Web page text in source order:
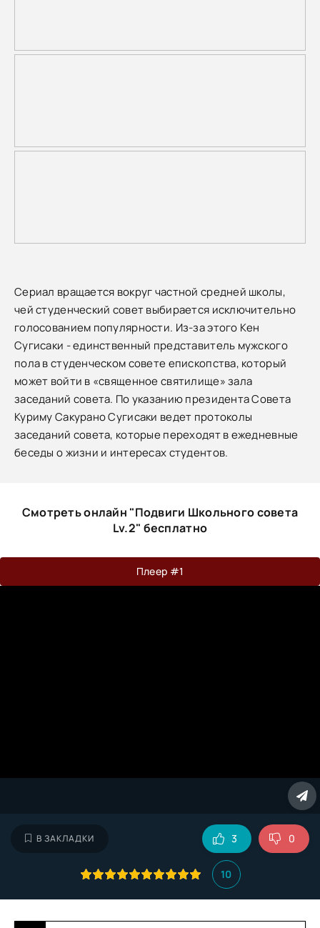
Сериал вращается вокруг частной средней школы,
чей студенческий совет выбирается исключительно
голосованием популярности. Из-за этого Кен
Сугисаки - единственный представитель мужского
пола в студенческом совете епископства, который
может войти в «священное святилище» зала
заседаний совета. По указанию президента Совета
Куриму Сакурано Сугисаки ведет протоколы
заседаний совета, которые переходят в ежедневные
беседы о жизни и интересах студентов.
Смотреть онлайн "Подвиги Школьного совета
Lv.2" бесплатно
Плеер #1
В ЗАКЛАДКИ
10
3 0